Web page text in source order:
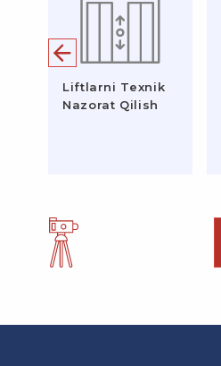
Liftlarni Texnik
Nazorat Qilish